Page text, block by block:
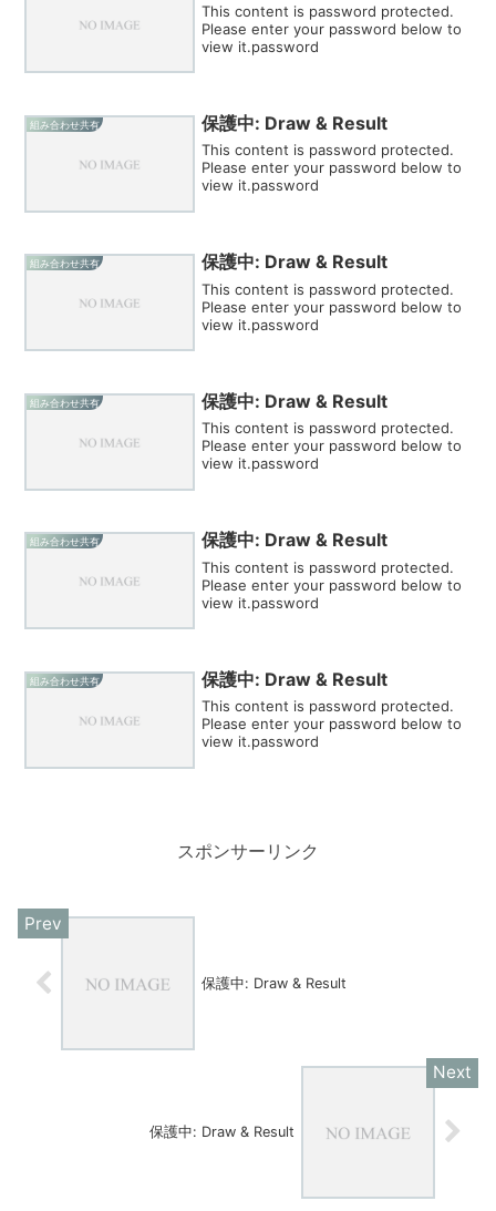
This content is password protected.
Please enter your password below to
view it.password
組み合わせ共有 保護中: Draw & Result
This content is password protected.
Please enter your password below to
view it.password
組み合わせ共有 保護中: Draw & Result
This content is password protected.
Please enter your password below to
view it.password
組み合わせ共有 保護中: Draw & Result
This content is password protected.
Please enter your password below to
view it.password
組み合わせ共有 保護中: Draw & Result
This content is password protected.
Please enter your password below to
view it.password
組み合わせ共有 保護中: Draw & Result
This content is password protected.
Please enter your password below to
view it.password
スポンサーリンク
保護中: Draw & Result
保護中: Draw & Result